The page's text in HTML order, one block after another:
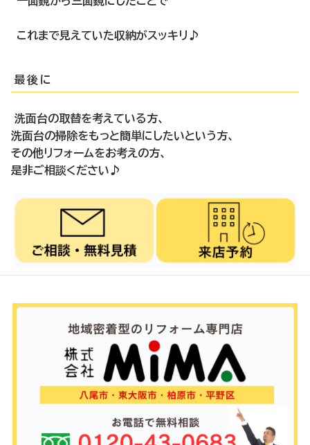
これまで見えていた収納がスッキリ♪
最後に
洗面台の取替を考えている方、
洗面台の掃除をもっと簡単にしたいという方、
その他リフォームをお考えの方、
是非ご相談ください♪